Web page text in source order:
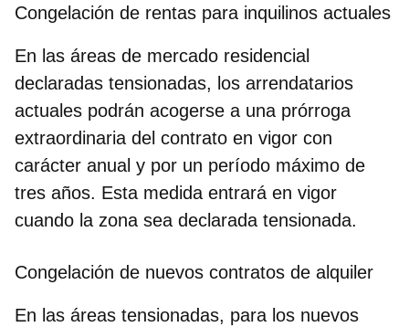
Congelación de rentas para inquilinos actuales
En las áreas de mercado residencial
declaradas tensionadas, los arrendatarios
actuales podrán acogerse a una prórroga
extraordinaria del contrato en vigor con
carácter anual y por un período máximo de
tres años. Esta medida entrará en vigor
cuando la zona sea declarada tensionada.
Congelación de nuevos contratos de alquiler
En las áreas tensionadas, para los nuevos